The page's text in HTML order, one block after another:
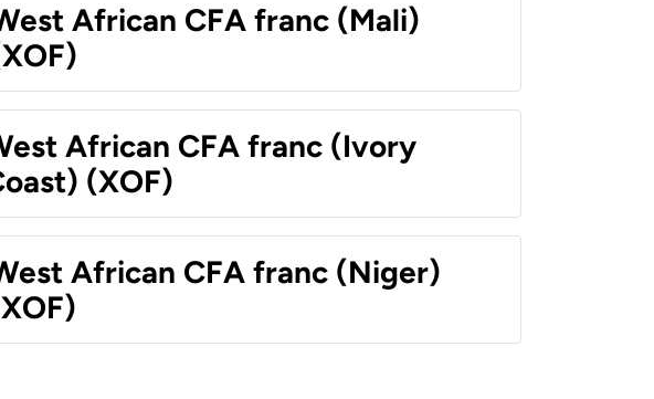
African CFA franc (Mali)
African CFA franc (Ivory
(XOF)
African CFA franc (Niger)